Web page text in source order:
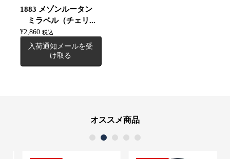
1883 メゾンルータン
ミラベル（チェリ...
¥2,860 税込
入荷通知メールを受
け取る
オススメ商品
1 2 3 4 5